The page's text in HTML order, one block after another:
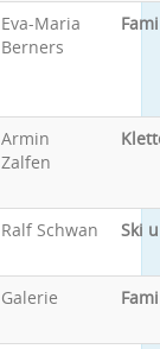
Eva-Maria
Berners
Armin
Zalfen
Ralf Schwan Ski
Galerie